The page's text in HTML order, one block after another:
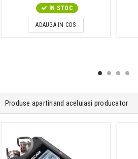
IN STOC
ADAUGA IN COS
Produse apartinand aceluiasi producator